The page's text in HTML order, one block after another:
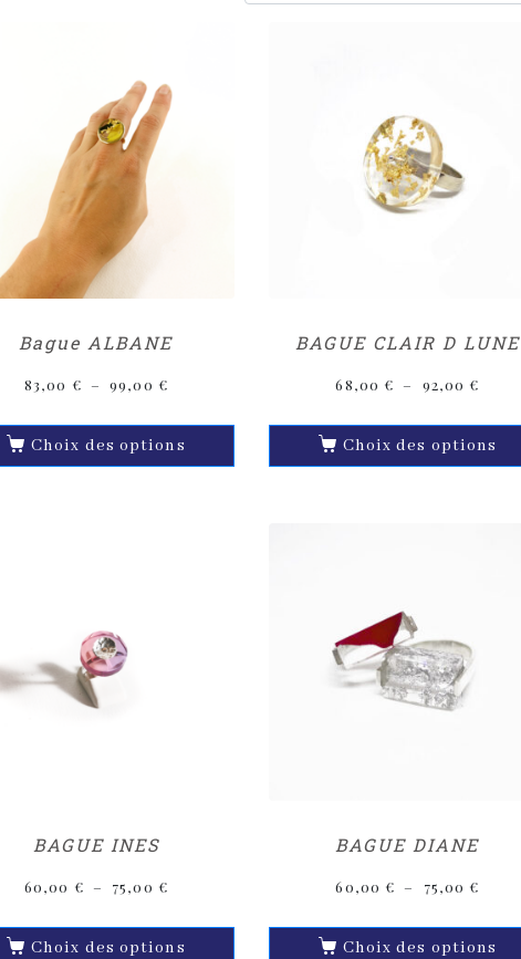
Bague ALBANE
83,00 € – 99,00 €
Choix des options
BAGUE CLAIR D LUNE
68,00 € – 92,00 €
Choix des options
BAGUE INES
60,00 € – 75,00 €
Choix des options
BAGUE DIANE
60,00 € – 75,00 €
Choix des options